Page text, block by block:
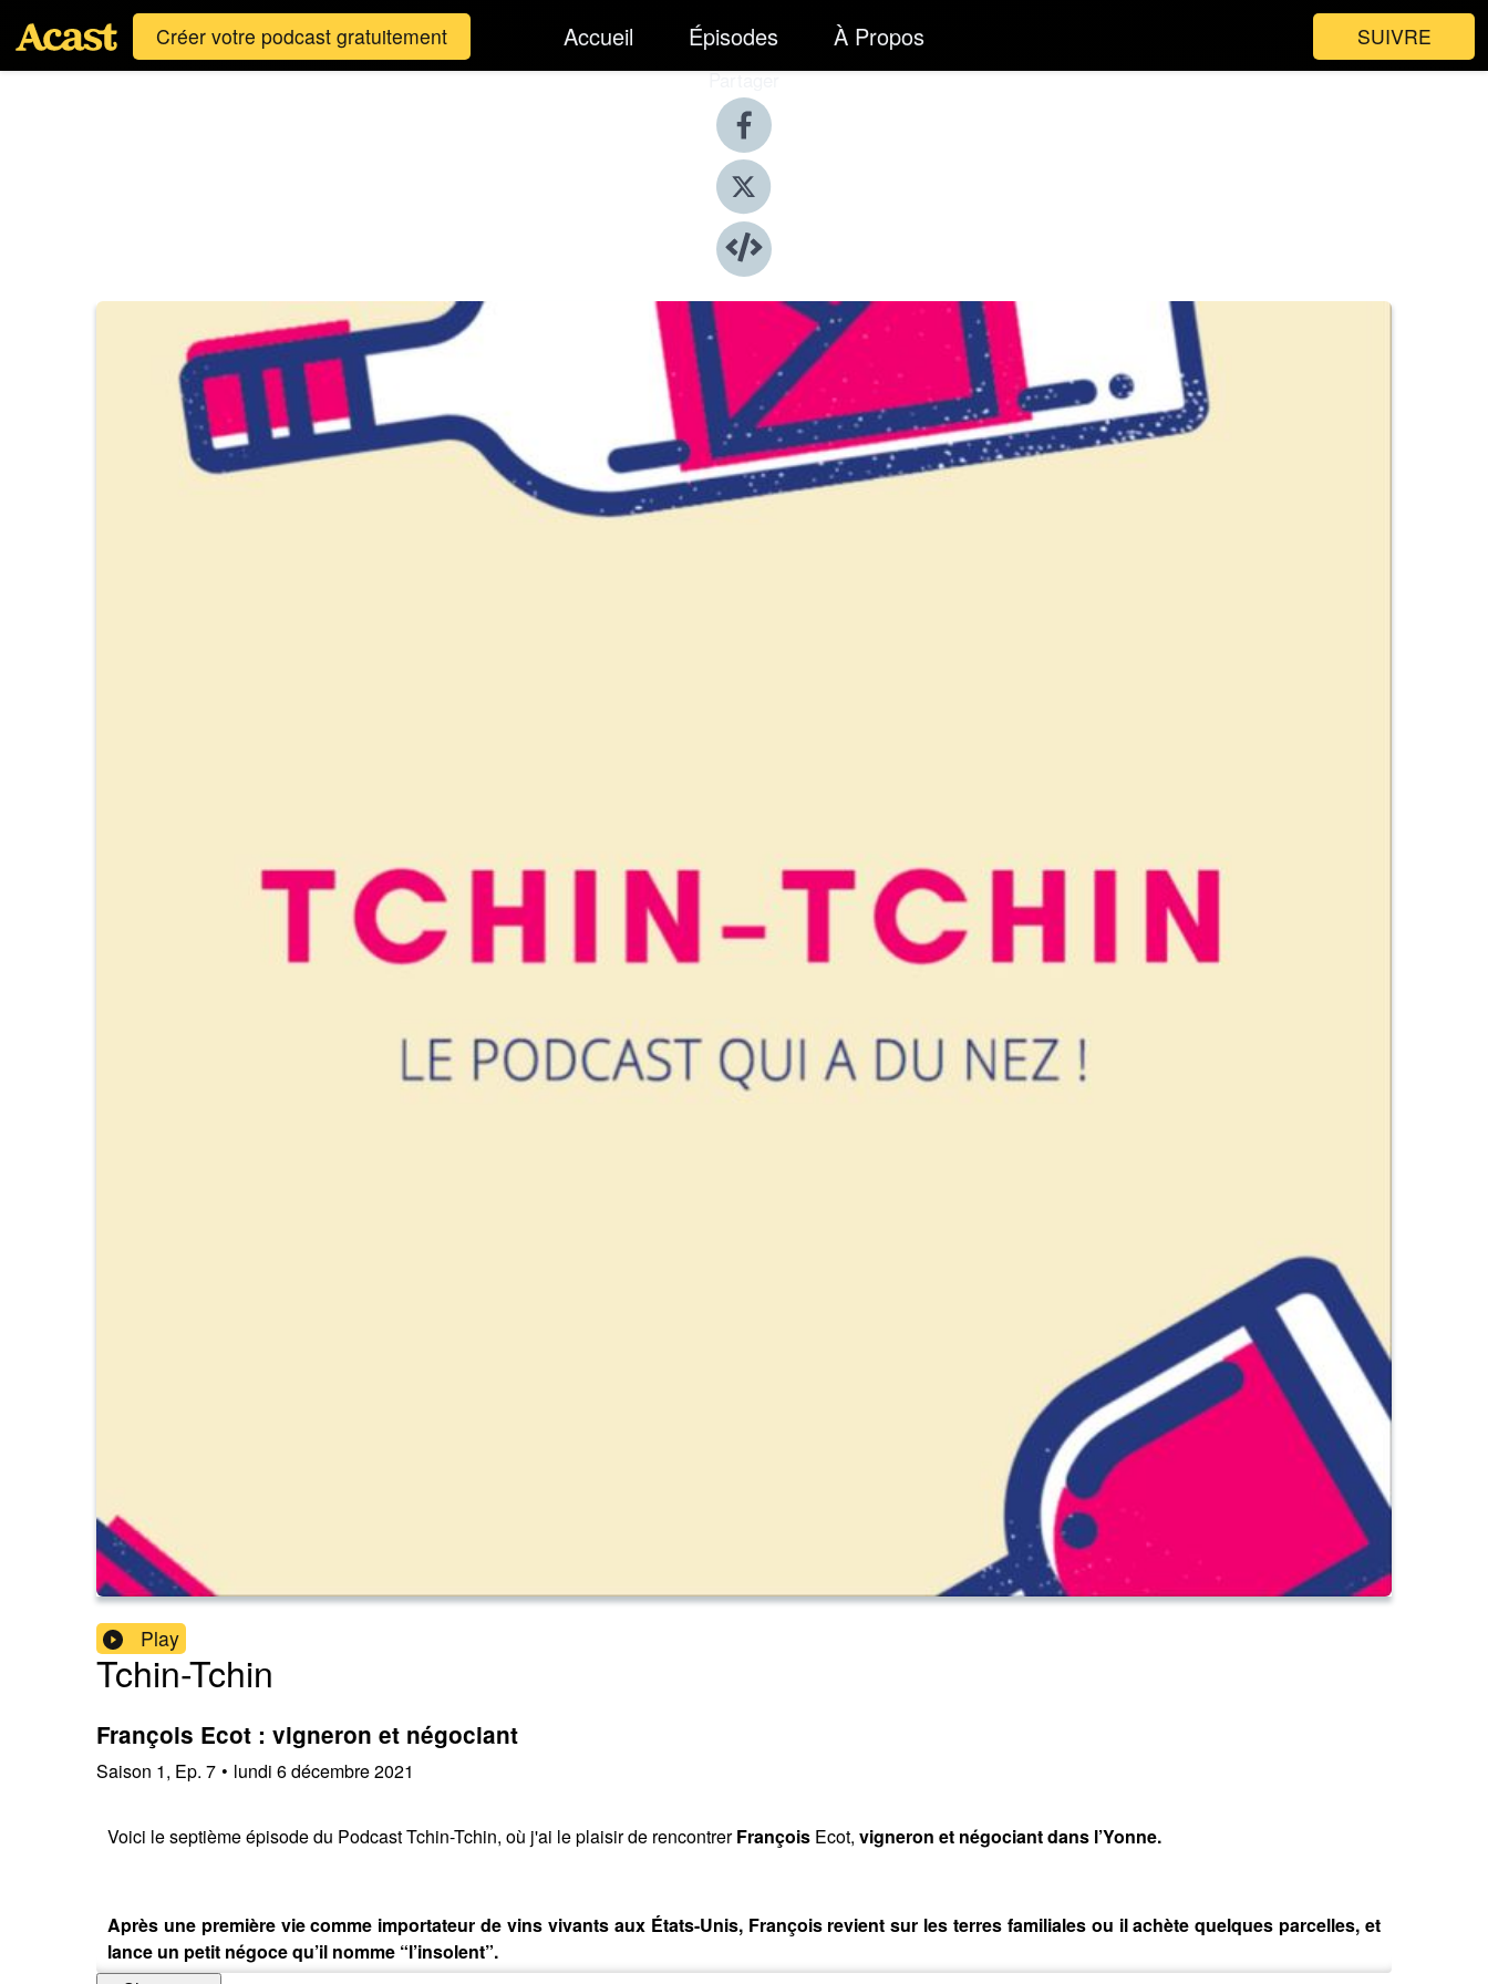
Créer votre podcast gratuitement Accueil Épisodes À Propos SUIVRE
Partager
Play
Tchin-Tchin
François Ecot : vigneron et négociant
Saison 1, Ep. 7 • lundi 6 décembre 2021
Voici le septième épisode du Podcast Tchin-Tchin, où j'ai le plaisir de rencontrerFrançois Ecot, vigneron et négociant dans l’Yonne.
Après une première vie comme importateur de vins vivants aux États-Unis, François revient sur les terres familiales ou il achète quelques parcelles, et
lance un petit négoce qu’il nomme “l’insolent”.